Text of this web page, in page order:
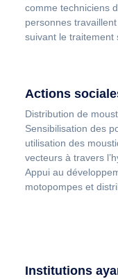
comme techniciens
personnes
suivant le traitement
Actions
Distribution de
Sensibilisation des
utilisation des
vecteurs à travers
Appui au
motopompes et
Institutions